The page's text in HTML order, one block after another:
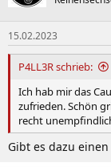
15.02.2023
P4LL3R schrieb:
Ich hab mir das
zufrieden. Schön
recht
Gibt es dazu